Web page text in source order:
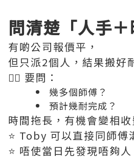
問清楚「人手＋
有啲公司報價平，
但只派2個人，結果搬好
👉🏻 要問：
幾多個師傅？
預計幾耐完成？
時間拖長，有機會變相收
⭐️ Toby 可以直接同師傅
⭐️ 唔使當日先發現唔夠人